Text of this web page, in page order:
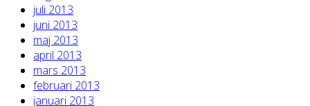
juli 2013
juni 2013
maj 2013
april 2013
mars 2013
februari 2013
januari 2013